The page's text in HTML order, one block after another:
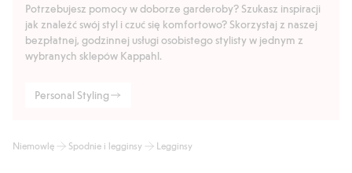
Potrzebujesz pomocy w doborze garderoby? Szukasz inspiracji
jak znaleźć swój styl i czuć się komfortowo? Skorzystaj z naszej
bezpłatnej, godzinnej usługi osobistego stylisty w jednym z
wybranych sklepów Kappahl.
Personal Styling
Niemowlę Spodnie i legginsy Legginsy